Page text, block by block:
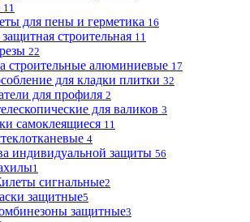
11
для пены и герметика 16
строительная 11
22
строительные алюминиевые 17
для кладки плитки 32
для профиля 2
для валиков 3
самоклеящиеся 11
4
индивидуальной защиты 56
1
сигнальные2
защитные5
защитные3